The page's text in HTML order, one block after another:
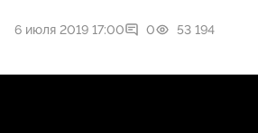
6 июля 2019 17:00 0 53 194